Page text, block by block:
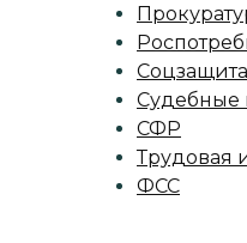
Соцзащита
Судебные
СФР
Трудовая
ФСС